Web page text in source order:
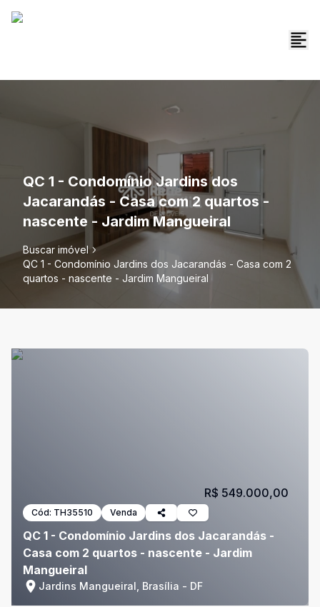
QC 1 - Condomínio Jardins dos
Jacarandás - Casa com 2 quartos -
nascente - Jardim Mangueiral
Buscar imóvel
QC 1 - Condomínio Jardins dos Jacarandás - Casa com 2
quartos - nascente - Jardim Mangueiral
Cód: TH35510 Venda
QC 1 - Condomínio Jardins dos Jacarandás -
Casa com 2 quartos - nascente - Jardim
Mangueiral
Jardins Mangueiral, Brasília - DF
R$ 549.000,00